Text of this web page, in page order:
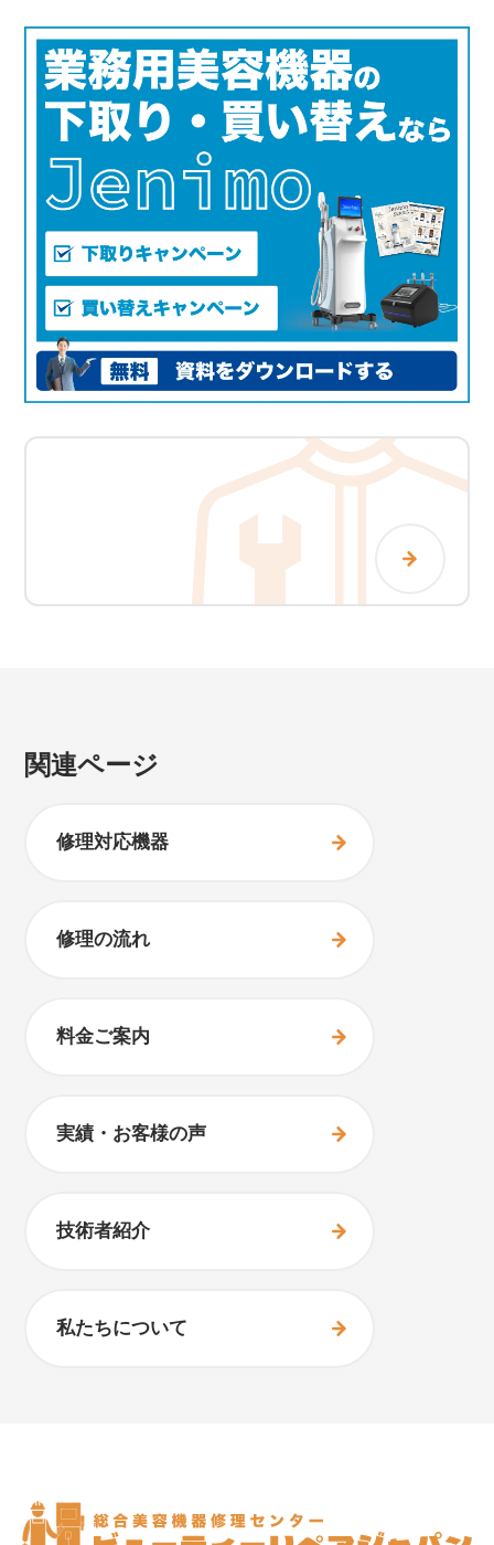
関連ページ
修理対応機器
修理の流れ
料金ご案内
実績・お客様の声
技術者紹介
私たちについて